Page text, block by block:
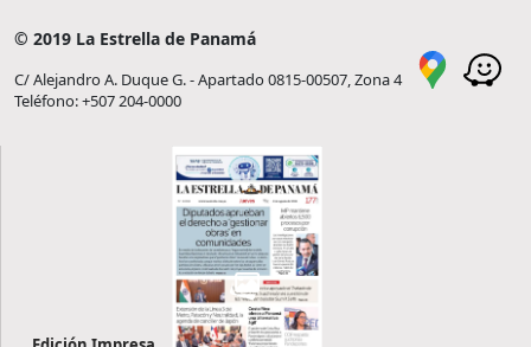
© 2019 La Estrella de Panamá
C/ Alejandro A. Duque G. - Apartado 0815-00507, Zona 4
Teléfono: +507 204-0000